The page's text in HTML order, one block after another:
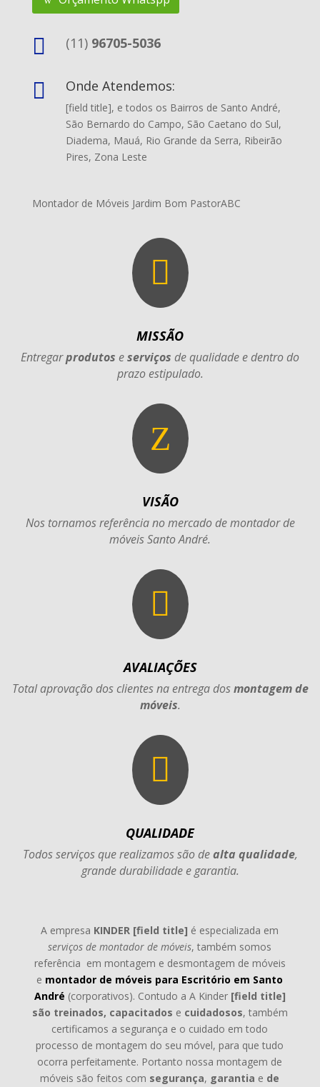
 (11) 96705-5036
 Onde Atendemos:
[field title], e todos os Bairros de Santo André,
São Bernardo do Campo, São Caetano do Sul,
Diadema, Mauá, Rio Grande da Serra, Ribeirão
Pires, Zona Leste
Montador de Móveis Jardim Bom PastorABC

MISSÃO
Entregarprodutos eserviços de qualidade e dentro do
prazo estipulado.
Z
VISÃO
Nos tornamos referência no mercado de montador de
móveis Santo André.

AVALIAÇÕES
Total aprovação dos clientes na entrega dosmontagem de
móveis.

QUALIDADE
Todos serviços que realizamos são dealta qualidade,
grande durabilidade e garantia.
A empresa KINDER [field title] é especializada em
serviços de montador de móveis, também somos
referência em montagem e desmontagem de móveis
e montador de móveis para Escritório em Santo
André (corporativos). Contudo a A Kinder[field title]
são treinados, capacitados e cuidadosos, também
certificamos a segurança e o cuidado em todo
processo de montagem do seu móvel, para que tudo
ocorra perfeitamente. Portanto nossa montagem de
móveis são feitos com segurança, garantia e de